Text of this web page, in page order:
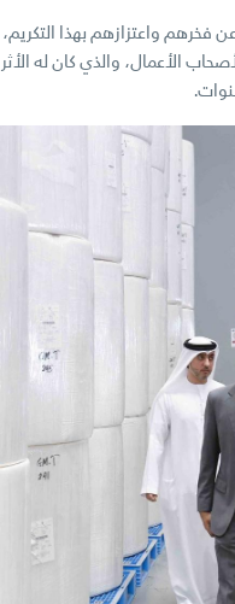
واعتزازهم بهذا التكريم،
الأعمال، والذي كان له الأثر